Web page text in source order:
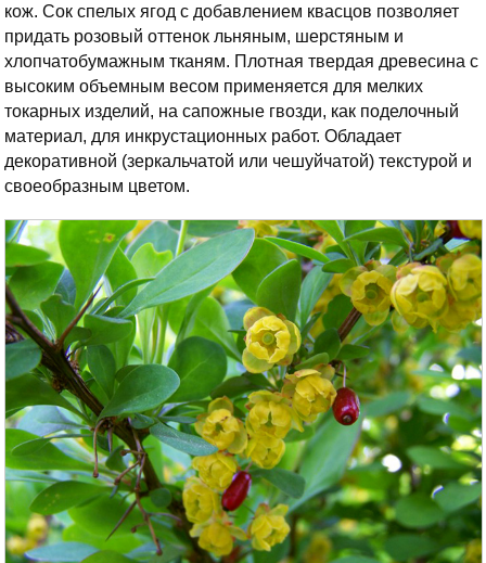
кож. Сок спелых ягод с добавлением квасцов позволяет
придать розовый оттенок льняным, шерстяным и
хлопчатобумажным тканям. Плотная твердая древесина с
высоким объемным весом применяется для мелких
токарных изделий, на сапожные гвозди, как поделочный
материал, для инкрустационных работ. Обладает
декоративной (зеркальчатой или чешуйчатой) текстурой и
своеобразным цветом.